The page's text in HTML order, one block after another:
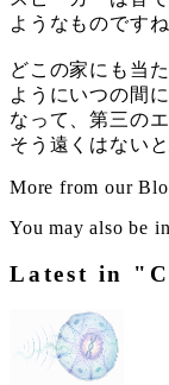
ようなものですね
どこの家にも当
ようにいつの間
なって、第三の
そう遠くはないと
More from our
You may also be
Latest in